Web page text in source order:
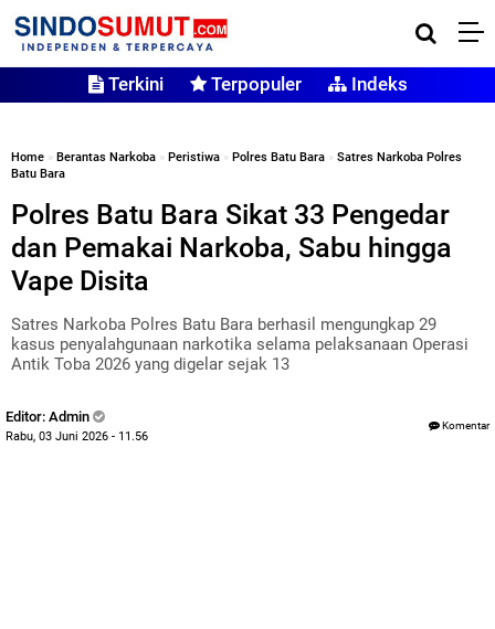
Terkini Terpopuler Indeks
Home » Berantas Narkoba » Peristiwa » Polres Batu Bara » Satres Narkoba Polres
Batu Bara
Polres Batu Bara Sikat 33 Pengedar
dan Pemakai Narkoba, Sabu hingga
Vape Disita
Satres Narkoba Polres Batu Bara berhasil mengungkap 29
kasus penyalahgunaan narkotika selama pelaksanaan Operasi
Antik Toba 2026 yang digelar sejak 13
Editor: Admin
Rabu, 03 Juni 2026 - 11.56
Komentar